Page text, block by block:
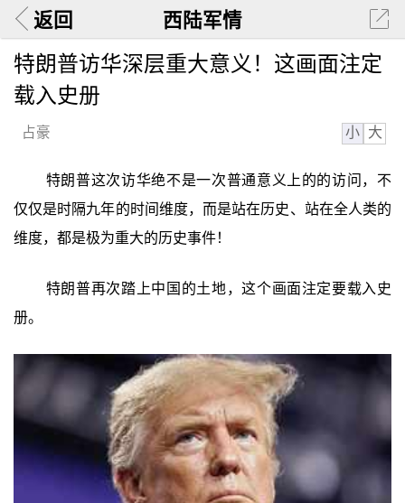
返回 西陆军情
特朗普访华深层重大意义！这画面注定
载入史册
占豪 小 大
特朗普这次访华绝不是一次普通意义上的的访问，不
仅仅是时隔九年的时间维度，而是站在历史、站在全人类的
维度，都是极为重大的历史事件！
特朗普再次踏上中国的土地，这个画面注定要载入史
册。